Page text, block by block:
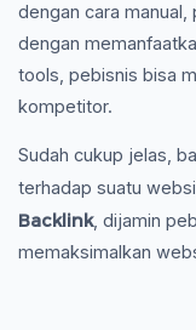
dengan cara
dengan
tools, pebisnis bisa
kompetitor.
Sudah cukup jelas,
terhadap suatu
Backlink, dijamin
memaksimalkan